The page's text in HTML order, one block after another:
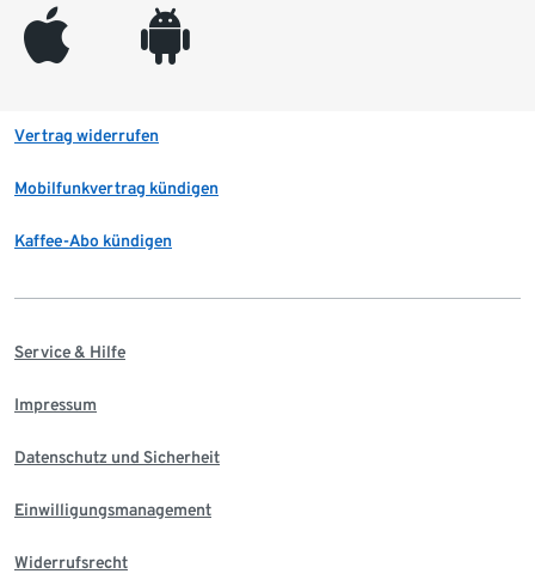
appleinc android
Vertrag widerrufen
Mobilfunkvertrag kündigen
Kaffee-Abo kündigen
Service & Hilfe
Impressum
Datenschutz und Sicherheit
Einwilligungsmanagement
Widerrufsrecht